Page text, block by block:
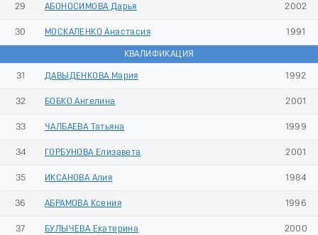
29 АБОНОСИМОВА Дарья 2002
30 МОСКАЛЕНКО Анастасия 1991
КВАЛИФИКАЦИЯ
31 ДАВЫДЕНКОВА Мария 1992
32 БОБКО Ангелина 2001
33 ЧАЛБАЕВА Татьяна 1999
34 ГОРБУНОВА Елизавета 2001
35 ИКСАНОВА Алия 1984
36 АБРАМОВА Ксения 1996
37 БУЛЫЧЕВА Екатерина 2000